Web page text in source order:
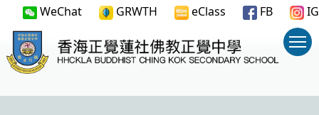
WeChat GRWTH eClass FB IG